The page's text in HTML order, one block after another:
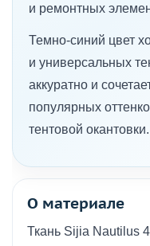
и ремонтных
Темно-синий цвет
и универсальных
аккуратно и
популярных
тентовой окантовки.
О материале
Ткань Sijia Nautilus